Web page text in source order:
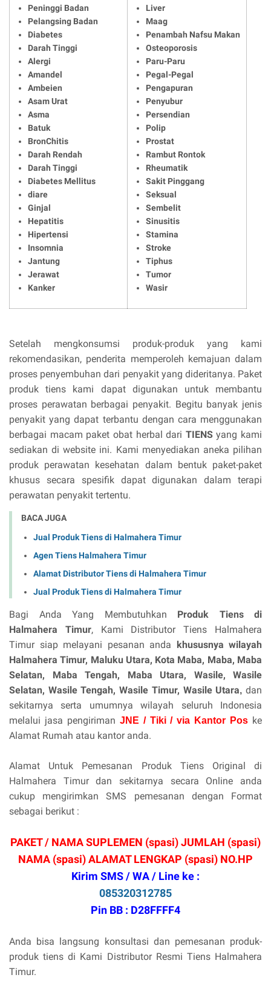
Peninggi Badan
Pelangsing Badan
Diabetes
Darah Tinggi
Alergi
Amandel
Ambeien
Asam Urat
Asma
Batuk
BronChitis
Darah Rendah
Darah Tinggi
Diabetes Mellitus
diare
Ginjal
Hepatitis
Hipertensi
Insomnia
Jantung
Jerawat
Kanker
Liver
Maag
Penambah Nafsu Makan
Osteoporosis
Paru-Paru
Pegal-Pegal
Pengapuran
Penyubur
Persendian
Polip
Prostat
Rambut Rontok
Rheumatik
Sakit Pinggang
Seksual
Sembelit
Sinusitis
Stamina
Stroke
Tiphus
Tumor
Wasir
Setelah mengkonsumsi produk-produk yang kami
rekomendasikan, penderita memperoleh kemajuan dalam
proses penyembuhan dari penyakit yang dideritanya. Paket
produk tiens kami dapat digunakan untuk membantu
proses perawatan berbagai penyakit. Begitu banyak jenis
penyakit yang dapat terbantu dengan cara menggunakan
berbagai macam paket obat herbal dari TIENSyang kami
sediakan di website ini. Kami menyediakan aneka pilihan
produk perawatan kesehatan dalam bentuk paket-paket
khusus secara spesifik dapat digunakan dalam terapi
perawatan penyakit tertentu.
BACA JUGA
Jual Produk Tiens di Halmahera Timur
Agen Tiens Halmahera Timur
Alamat Distributor Tiens di Halmahera Timur
Jual Produk Tiens di Halmahera Timur
Bagi Anda Yang Membutuhkan Produk Tiens di
Halmahera Timur, Kami Distributor Tiens Halmahera
Timur siap melayani pesanan anda khususnya wilayah
Halmahera Timur, Maluku Utara, Kota Maba, Maba, Maba
Selatan, Maba Tengah, Maba Utara, Wasile, Wasile
Selatan, Wasile Tengah, Wasile Timur, Wasile Utara, dan
sekitarnya serta umumnya wilayah seluruh Indonesia
melalui jasa pengiriman JNE / Tiki / via Kantor Pos ke
Alamat Rumah atau kantor anda.
Alamat Untuk Pemesanan Produk Tiens Original di
Halmahera Timur dan sekitarnya secara Online anda
cukup mengirimkan SMS pemesanan dengan Format
sebagai berikut :
PAKET / NAMA SUPLEMEN (spasi) JUMLAH (spasi)
NAMA (spasi) ALAMAT LENGKAP (spasi) NO.HP
Kirim SMS / WA / Line ke :
085320312785
Pin BB : D28FFFF4
Anda bisa langsung konsultasi dan pemesanan produk-
produk tiens di Kami Distributor Resmi Tiens Halmahera
Timur.